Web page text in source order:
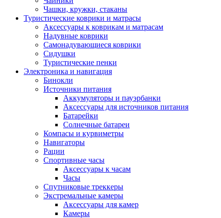
Чашки, кружки, стаканы
Туристические коврики и матрасы
Аксессуары к коврикам и матрасам
Надувные коврики
Самонадувающиеся коврики
Сидушки
Туристические пенки
Электроника и навигация
Бинокли
Источники питания
Аккумуляторы и пауэрбанки
Аксессуары для источников питания
Батарейки
Солнечные батареи
Компасы и курвиметры
Навигаторы
Рации
Спортивные часы
Аксессуары к часам
Часы
Спутниковые треккеры
Экстремальные камеры
Аксессуары для камер
Камеры